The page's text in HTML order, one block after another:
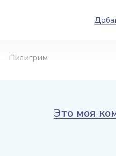
Пилигрим
Это моя